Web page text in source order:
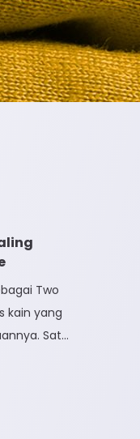
Two
kain yang
Satu
Full